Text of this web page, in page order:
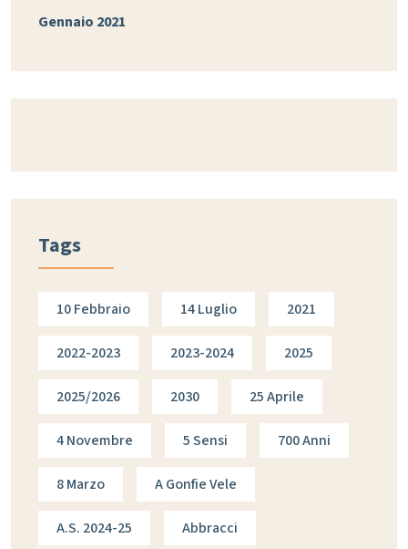
Gennaio 2021
Tags
10 Febbraio 14 Luglio 2021
2022-2023 2023-2024 2025
2025/2026 2030 25 Aprile
4 Novembre 5 Sensi 700 Anni
8 Marzo A Gonfie Vele
A.s. 2024-25 Abbracci